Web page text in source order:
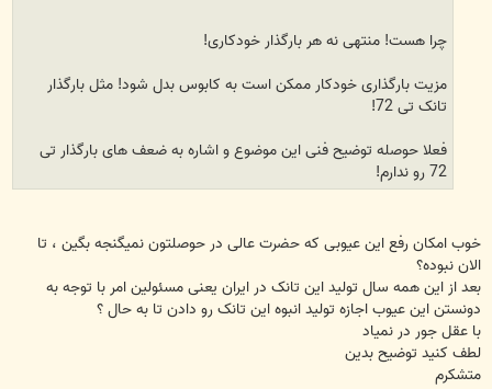
چرا هست! منتهی نه هر بارگذار خودکاری!
مزیت بارگذاری خودکار ممکن است به کابوس بدل شود! مثل بارگذار
تانک تی 72!
فعلا حوصله توضیح فنی این موضوع و اشاره به ضعف های بارگذار تی
72 رو ندارم!
خوب امکان رفع این عیوبی که حضرت عالی در حوصلتون نمیگنجه بگین ، تا
الان نبوده؟
بعد از این همه سال تولید این تانک در ایران یعنی مسئولین امر با توجه به
دونستن این عیوب اجازه تولید انبوه این تانک رو دادن تا به حال ؟
با عقل جور در نمیاد
لطف کنید توضیح بدین
متشکرم